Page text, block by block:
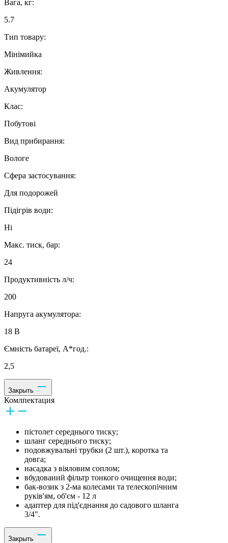
Вага, кг:
5.7
Тип товару:
Мінімийка
Живлення:
Акумулятор
Клас:
Побутові
Вид прибирання:
Вологе
Сфера застосування:
Для подорожей
Підігрів води:
Ні
Макс. тиск, бар:
24
Продуктивність л/ч:
200
Напруга акумулятора:
18 В
Ємність батареї, А*год.:
2,5
Закрыть
Комлпектация
пістолет середнього тиску;
шланг середнього тиску;
подовжувальні трубки (2 шт.), коротка та
довга;
насадка з віяловим соплом;
вбудований фільтр тонкого очищення води;
бак-возик з 2-ма колесами та телескопічним
руків'ям, об'єм - 12 л
адаптер для під'єднання до садового шланга
3/4".
Закрыть